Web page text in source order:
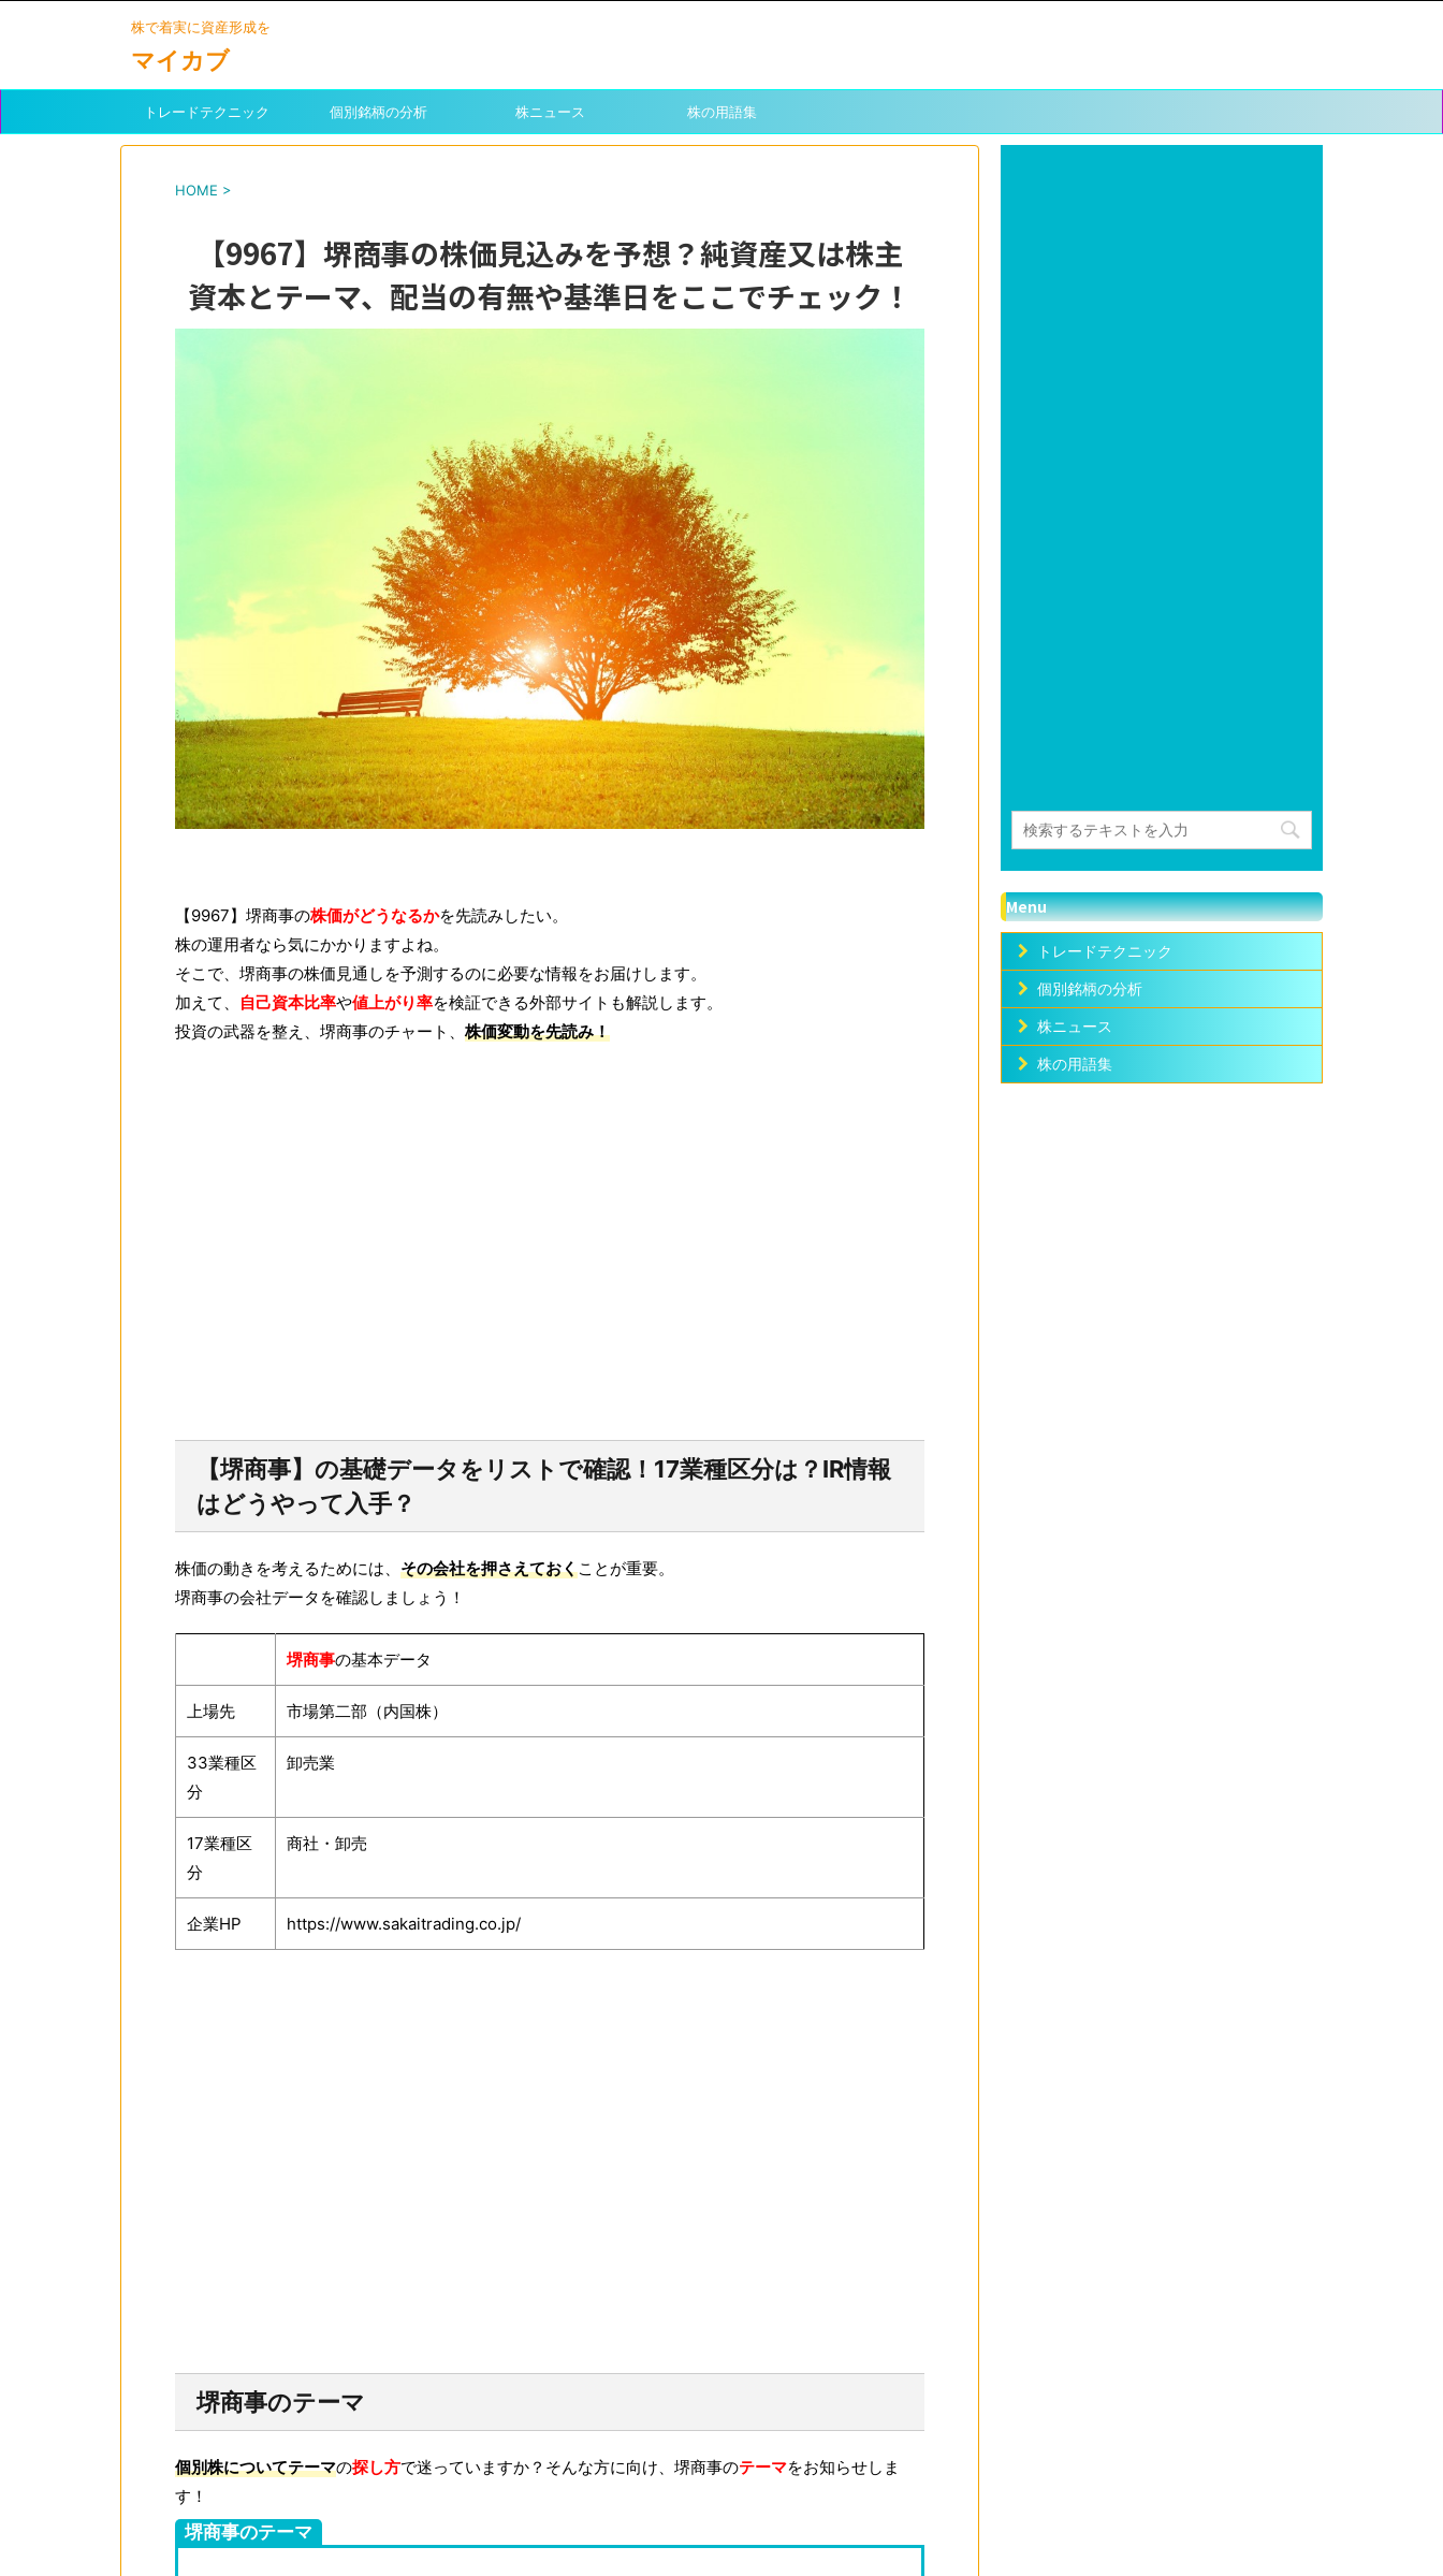
株で着実に資産形成を
マイカブ
トレードテクニック 個別銘柄の分析 株ニュース 株の用語集
HOME >
【9967】堺商事の株価見込みを予想？純資産又は株主
資本とテーマ、配当の有無や基準日をここでチェック！
【9967】堺商事の株価がどうなるかを先読みしたい。
株の運用者なら気にかかりますよね。
そこで、堺商事の株価見通しを予測するのに必要な情報をお届けします。
加えて、
自己資本比率や値上がり率を検証できる外部サイトも解説します。
投資の武器を整え、堺商事のチャート、 株価変動を先読み！
【堺商事】の基礎データをリストで確認！17業種区分は？IR情報
はどうやって入手？
株価の動きを考えるためには、 その会社を押さえておくことが重要。
堺商事の会社データを確認しましょう！
堺商事の基本データ
上場先 市場第二部（内国株）
33業種区
分
卸売業
17業種区
分
商社・卸売
企業HP https://www.sakaitrading.co.jp/
堺商事のテーマ
個別株についてテーマの探し方で迷っていますか？そんな方に向け、堺商事のテーマをお知らせしま
す！
堺商事のテーマ
Menu
トレードテクニック
個別銘柄の分析
株ニュース
株の用語集